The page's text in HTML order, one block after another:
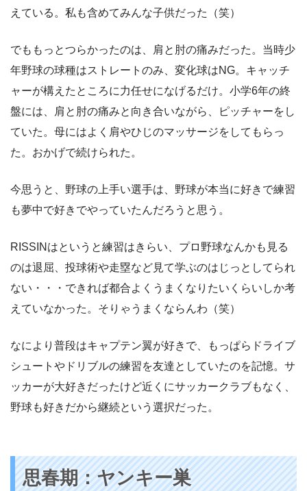
えている。私も含めてみんな子供だった（笑）
でももっとつらかったのは、肩と肘の痛みだった。当時少
年野球の球種はストレートのみ、変化球はNG。キャッチ
ャーが構えたところに力任せになげるだけ。小学6年の終
盤には、肩と肘の痛みと向き合いながら、ピッチャーをし
ていた。母にはよく肩やひじのマッサージをしてもらっ
た。おかげで続けられた。
今思うと、野球の上手い選手は、野球が本当に好きで練習
も夢中で好きでやっていたんだろうと思う。
RISSINはというと練習はきらい、プロ野球なんかも見る
のは退屈、投球術や走塁など見て学ぶのはじっとしてられ
ない・・・できれば都合よくうまくなりたいくらいしか考
えていなかった。そりゃうまくならんわ（笑）
なにより普段はキャプテン翼が好きで、もっぱらドライブ
シュートやドリブルの練習を友達としていたのを記憶。サ
ッカーが大好きだったけど近くにサッカークラブもなく、
野球も好きだから継続という選択だった。
思春期：ヤンキー巣